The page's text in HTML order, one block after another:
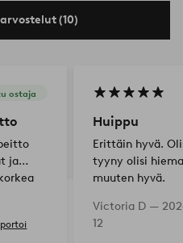
(10)
ostaja
ja
Huippu
Erittäin hyvä.
tyyny olisi
muuten hyvä.
Victoria D —
12